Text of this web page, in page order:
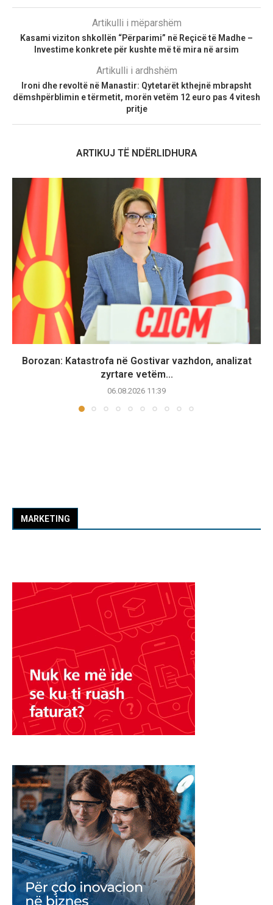
Artikulli i mëparshëm
Kasami viziton shkollën “Përparimi” në Reçicë të Madhe –
Investime konkrete për kushte më të mira në arsim
Artikulli i ardhshëm
Ironi dhe revoltë në Manastir: Qytetarët kthejnë mbrapsht
dëmshpërblimin e tërmetit, morën vetëm 12 euro pas 4 vitesh
pritje
ARTIKUJ TË NDËRLIDHURA
Borozan: Katastrofa në Gostivar vazhdon, analizat
zyrtare vetëm...
06.08.2026 11:39
MARKETING